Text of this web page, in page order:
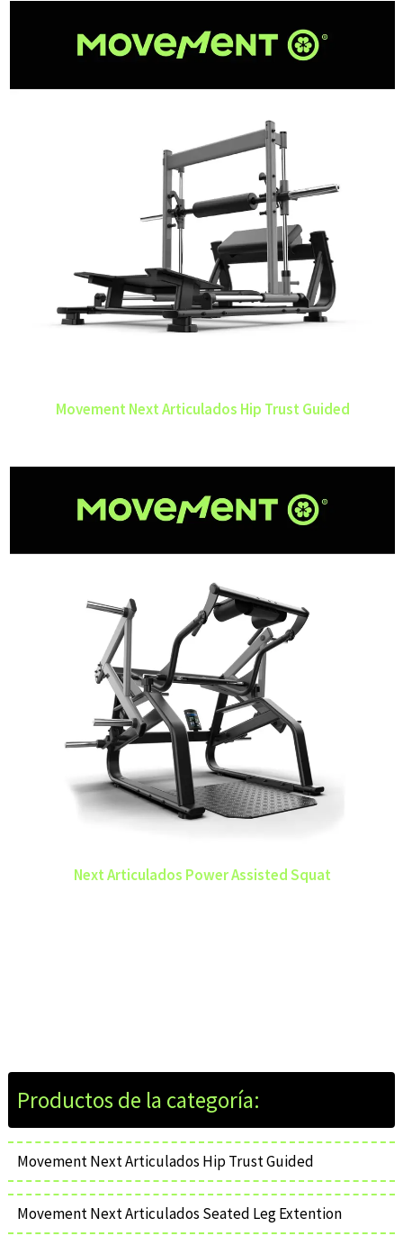
Movement Next Articulados Hip Trust Guided
Movement Next Articulados Seated Leg Extention
Movement Next Articulados Hip Trust Guided
Next Articulados Power Assisted Squat